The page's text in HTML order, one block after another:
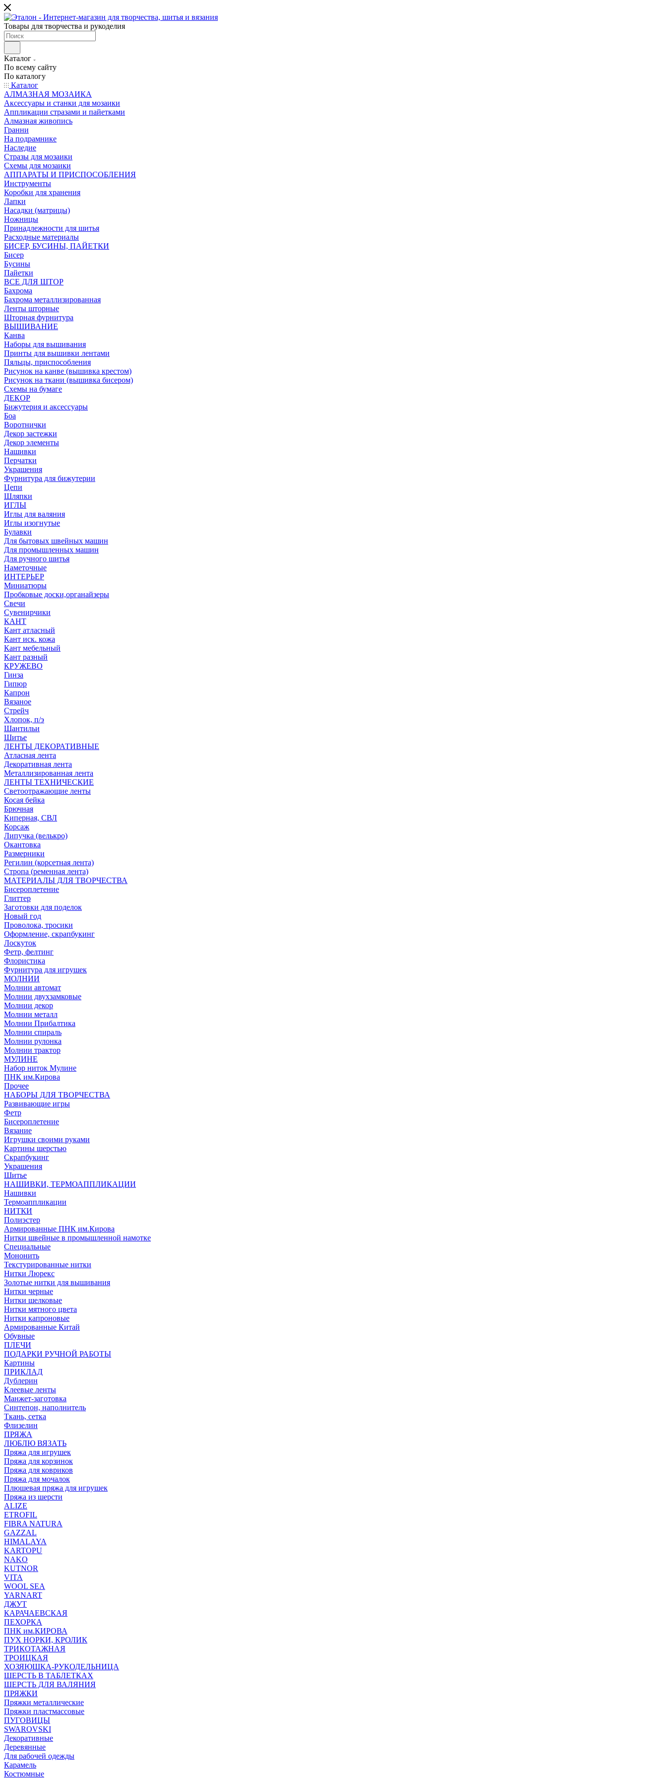
Товары для творчества и рукоделия
Каталог
По всему сайту
По каталогу
Каталог
АЛМАЗНАЯ МОЗАИКА
Аксессуары и станки для мозаики
Аппликации стразами и пайетками
Алмазная живопись
Гранни
На подрамнике
Наследие
Стразы для мозаики
Схемы для мозаики
АППАРАТЫ И ПРИСПОСОБЛЕНИЯ
Инструменты
Коробки для хранения
Лапки
Насадки (матрицы)
Ножницы
Принадлежности для шитья
Расходные материалы
БИСЕР, БУСИНЫ, ПАЙЕТКИ
Бисер
Бусины
Пайетки
ВСЕ ДЛЯ ШТОР
Бахрома
Бахрома металлизированная
Ленты шторные
Шторная фурнитура
ВЫШИВАНИЕ
Канва
Наборы для вышивания
Принты для вышивки лентами
Пяльцы, приспособления
Рисунок на канве (вышивка крестом)
Рисунок на ткани (вышивка бисером)
Схемы на бумаге
ДЕКОР
Бижутерия и аксессуары
Боа
Воротнички
Декор застежки
Декор элементы
Нашивки
Перчатки
Украшения
Фурнитура для бижутерии
Цепи
Шляпки
ИГЛЫ
Иглы для валяния
Иглы изогнутые
Булавки
Для бытовых швейных машин
Для промышленных машин
Для ручного шитья
Наметочные
ИНТЕРЬЕР
Миниатюры
Пробковые доски,органайзеры
Свечи
Сувенирчики
КАНТ
Кант атласный
Кант иск. кожа
Кант мебельный
Кант разный
КРУЖЕВО
Гинза
Гипюр
Капрон
Вязаное
Стрейч
Хлопок, п/э
Шантильи
Шитье
ЛЕНТЫ ДЕКОРАТИВНЫЕ
Атласная лента
Декоративная лента
Металлизированная лента
ЛЕНТЫ ТЕХНИЧЕСКИЕ
Светоотражающие ленты
Косая бейка
Брючная
Киперная, СВЛ
Корсаж
Липучка (велькро)
Окантовка
Размерники
Регилин (корсетная лента)
Стропа (ременная лента)
МАТЕРИАЛЫ ДЛЯ ТВОРЧЕСТВА
Бисероплетение
Глиттер
Заготовки для поделок
Новый год
Проволока, тросики
Оформление, скрапбукинг
Лоскуток
Фетр, фелтинг
Флористика
Фурнитура для игрушек
МОЛНИИ
Молнии автомат
Молнии двухзамковые
Молнии декор
Молнии металл
Молнии Прибалтика
Молнии спираль
Молнии рулонка
Молнии трактор
МУЛИНЕ
Набор ниток Мулине
ПНК им.Кирова
Прочее
НАБОРЫ ДЛЯ ТВОРЧЕСТВА
Развивающие игры
Фетр
Бисероплетение
Вязание
Игрушки своими руками
Картины шерстью
Скрапбукинг
Украшения
Шитье
НАШИВКИ, ТЕРМОАППЛИКАЦИИ
Нашивки
Термоаппликации
НИТКИ
Полиэстер
Армированные ПНК им.Кирова
Нитки швейные в промышленной намотке
Специальные
Мононить
Текстурированные нитки
Нитки Люрекс
Золотые нитки для вышивания
Нитки черные
Нитки шелковые
Нитки мятного цвета
Нитки капроновые
Армированные Китай
Обувные
ПЛЕЧИ
ПОДАРКИ РУЧНОЙ РАБОТЫ
Картины
ПРИКЛАД
Дублерин
Клеевые ленты
Манжет-заготовка
Синтепон, наполнитель
Ткань, сетка
Флизелин
ПРЯЖА
ЛЮБЛЮ ВЯЗАТЬ
Пряжа для игрушек
Пряжа для корзинок
Пряжа для ковриков
Пряжа для мочалок
Плюшевая пряжа для игрушек
Пряжа из шерсти
ALIZE
ETROFIL
FIBRA NATURA
GAZZAL
HIMALAYA
KARTOPU
NAKO
KUTNOR
VITA
WOOL SEA
YARNART
ДЖУТ
КАРАЧАЕВСКАЯ
ПЕХОРКА
ПНК им.КИРОВА
ПУХ НОРКИ, КРОЛИК
ТРИКОТАЖНАЯ
ТРОИЦКАЯ
ХОЗЯЮШКА-РУКОДЕЛЬНИЦА
ШЕРСТЬ В ТАБЛЕТКАХ
ШЕРСТЬ ДЛЯ ВАЛЯНИЯ
ПРЯЖКИ
Пряжки металлические
Пряжки пластмассовые
ПУГОВИЦЫ
SWAROVSKI
Декоративные
Деревянные
Для рабочей одежды
Карамель
Костюмные